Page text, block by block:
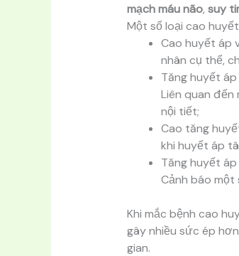
mạch máu não, suy
Một số loại cao
Cao huyết áp
nhân cụ thể,
Tăng huyết
Liên quan đến
nội tiết;
Cao tăng
khi huyết áp
Tăng huyết
Cảnh báo một
Khi mắc bệnh cao
gây nhiều sức ép
gian.